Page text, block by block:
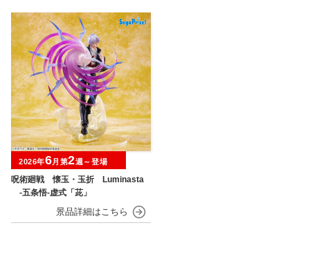
呪術廻戦 懐玉・玉折 Luminasta
‐五条悟‐虚式「茈」
2026年6月第2週～登場